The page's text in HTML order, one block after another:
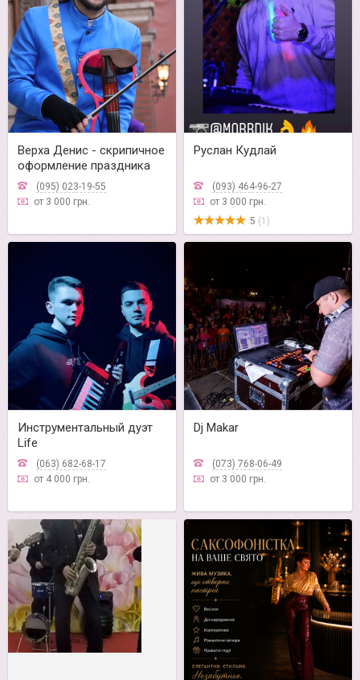
Верха Денис - скрипичное
оформление праздника
(095) 023-19-55
от 3 000 грн.
Руслан Кудлай
(093) 464-96-27
от 3 000 грн.
5 (1)
Инструментальный дуэт
Life
(063) 682-68-17
от 4 000 грн.
Dj Makar
(073) 768-06-49
от 3 000 грн.